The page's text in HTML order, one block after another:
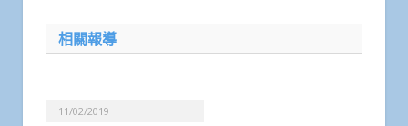
相關報導
11/02/2019